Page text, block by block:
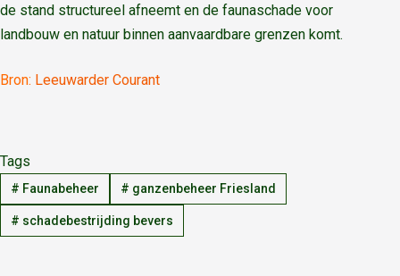
de stand structureel afneemt en de faunaschade voor
landbouw en natuur binnen aanvaardbare grenzen komt.
Bron: Leeuwarder Courant
Tags
# Faunabeheer # ganzenbeheer Friesland
# schadebestrijding bevers